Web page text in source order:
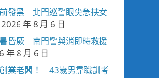
發黑 北門巡警眼尖急扶女
2026 年 8 月 6 日
昏厥 南門警與消即時救援
年 8 月 6 日
業老闆！ 43歲男靠職訓考